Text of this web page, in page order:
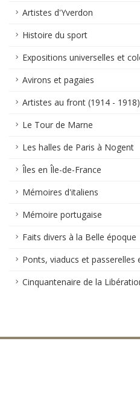
Artistes d'Yverdon
Histoire du sport
Expositions universelles et
Avirons et pagaies
Artistes au front (1914 - 1918)
Le Tour de Marne
Les halles de Paris à Nogent
Îles en Île-de-France
Mémoires d'italiens
Mémoire portugaise
Faits divers à la Belle époque
Ponts, viaducs et passerelles
Cinquantenaire de la